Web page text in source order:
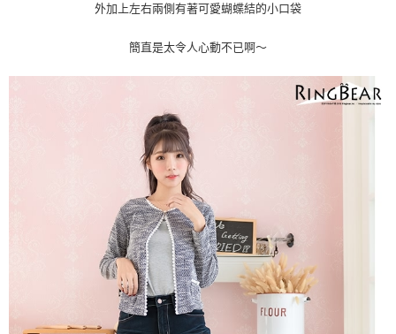
外加上左右兩側有著可愛蝴蝶結的小口袋
簡直是太令人心動不已啊～